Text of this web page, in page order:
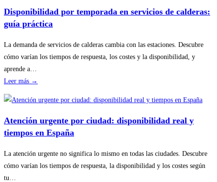
revisiones
básicas
hogar
sin
Disponibilidad por temporada en servicios de calderas:
guía práctica
La demanda de servicios de calderas cambia con las estaciones. Descubre
cómo varían los tiempos de respuesta, los costes y la disponibilidad, y
aprende a…
Leer más →
por
temporada
de
calderas:
Atención urgente por ciudad: disponibilidad real y
tiempos en España
La atención urgente no significa lo mismo en todas las ciudades. Descubre
cómo varían los tiempos de respuesta, la disponibilidad y los costes según
tu…